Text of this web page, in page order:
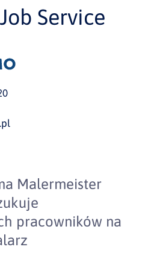
Service
Malermeister
pracowników na